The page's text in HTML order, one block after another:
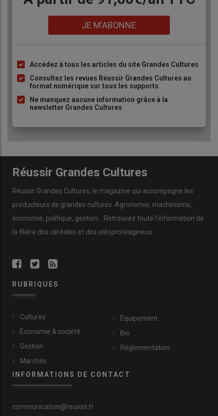
JE M'ABONNE
Liste
à
puce
Accédez à tous les articles du site Grandes Cultures
Consultez les revues Réussir Grandes Cultures au
format numérique sur tous les supports
Ne manquez aucune information grâce à la
newsletter Grandes Cultures
Réussir Grandes Cultures
Réussir Grandes Cultures, le magazine qui accompagne les
producteurs de grandes cultures. Agronomie, machinisme,
économie, politique, gestion… Retrouvez toute l’information de
la filière des céréales et des oléoprotéagineux.
RUBRIQUES
Cultures
Économie & société
Gestion
Marchés
Équipement
Bio
Réglementation
INFORMATIONS DE CONTACT
communication@reussir.fr